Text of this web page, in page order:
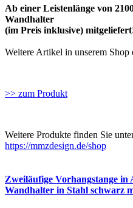
Ab einer Leistenlänge von
Wandhalter
(im Preis inklusive)
Weitere Artikel in unserem Shop
>> zum Produkt
Weitere Produkte finden Sie
https://mmzdesign.de/shop
Zweiläufige Vorhangstange
Wandhalter in Stahl schwarz